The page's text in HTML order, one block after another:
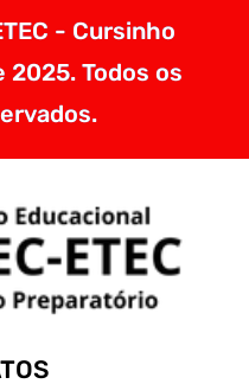
- Cursinho
2025. Todos os